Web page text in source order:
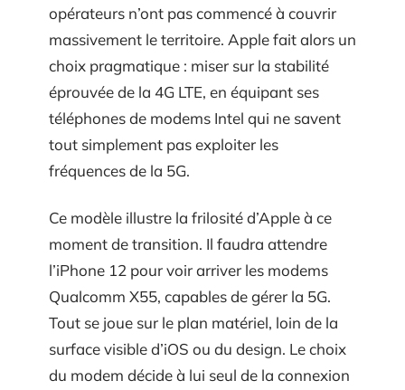
opérateurs n’ont pas commencé à couvrir
massivement le territoire. Apple fait alors un
choix pragmatique : miser sur la stabilité
éprouvée de la 4G LTE, en équipant ses
téléphones de modems Intel qui ne savent
tout simplement pas exploiter les
fréquences de la 5G.
Ce modèle illustre la frilosité d’Apple à ce
moment de transition. Il faudra attendre
l’iPhone 12 pour voir arriver les modems
Qualcomm X55, capables de gérer la 5G.
Tout se joue sur le plan matériel, loin de la
surface visible d’iOS ou du design. Le choix
du modem décide à lui seul de la connexion